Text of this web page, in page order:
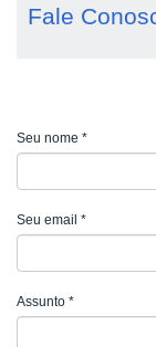
Fale
Seu nome *
Seu email *
Assunto *